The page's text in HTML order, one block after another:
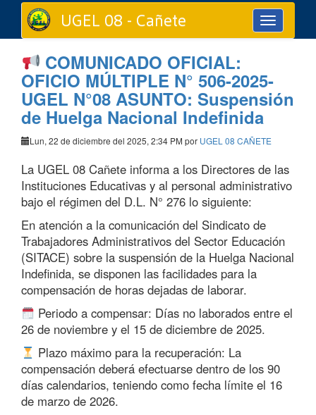
Toggle
navigation
UGEL 08 - Cañete
COMUNICADO OFICIAL:
OFICIO MÚLTIPLE N° 506-2025-
UGEL N°08 ASUNTO: Suspensión
de Huelga Nacional Indefinida
Lun, 22 de diciembre del 2025, 2:34 PM por UGEL 08 CAÑETE
La UGEL 08 Cañete informa a los Directores de las
Instituciones Educativas y al personal administrativo
bajo el régimen del D.L. N° 276 lo siguiente:
En atención a la comunicación del Sindicato de
Trabajadores Administrativos del Sector Educación
(SITACE) sobre la suspensión de la Huelga Nacional
Indefinida, se disponen las facilidades para la
compensación de horas dejadas de laborar.
Periodo a compensar: Días no laborados entre el
26 de noviembre y el 15 de diciembre de 2025.
Plazo máximo para la recuperación: La
compensación deberá efectuarse dentro de los 90
días calendarios, teniendo como fecha límite el 16
de marzo de 2026.